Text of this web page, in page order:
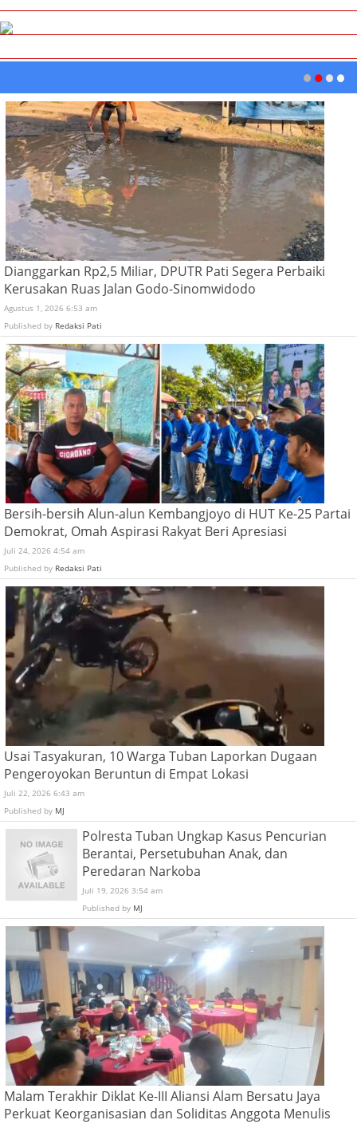
Dianggarkan Rp2,5 Miliar, DPUTR Pati Segera Perbaiki
Kerusakan Ruas Jalan Godo-Sinomwidodo
Agustus 1, 2026 6:53 am
Published by Redaksi Pati
Bersih-bersih Alun-alun Kembangjoyo di HUT Ke-25 Partai
Demokrat, Omah Aspirasi Rakyat Beri Apresiasi
Juli 24, 2026 4:54 am
Published by Redaksi Pati
Usai Tasyakuran, 10 Warga Tuban Laporkan Dugaan
Pengeroyokan Beruntun di Empat Lokasi
Juli 22, 2026 6:43 am
Published by MJ
Polresta Tuban Ungkap Kasus Pencurian
Berantai, Persetubuhan Anak, dan
Peredaran Narkoba
Juli 19, 2026 3:54 am
Published by MJ
Malam Terakhir Diklat Ke-III Aliansi Alam Bersatu Jaya
Perkuat Keorganisasian dan Soliditas Anggota Menulis